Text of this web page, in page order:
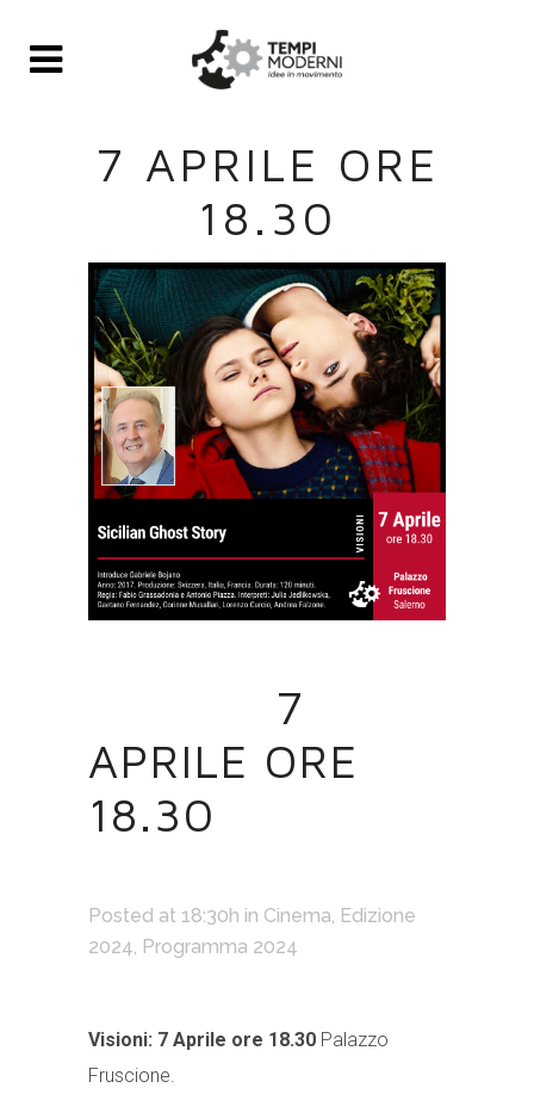
7 APRILE ORE
18.30
7
APRILE ORE
18.30
Posted at 18:30h in Cinema, Edizione
2024, Programma 2024
Visioni: 7 Aprile ore 18.30 Palazzo
Fruscione.